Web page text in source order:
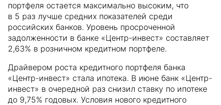
портфеля остается максимально высоким, что
в 5 раз лучше средних показателей среди
российских банков. Уровень просроченной
задолженности в банке «Центр-инвест» составляет
2,63% в розничном кредитном портфеле.
Драйвером роста кредитного портфеля банка
«Центр-инвест» стала ипотека. В июне банк «Центр-
инвест» в очередной раз снизил ставку по ипотеке
до 9,75% годовых. Условия нового кредитного